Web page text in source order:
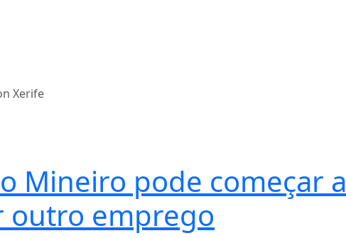
Xerife
Mineiro pode começar a
outro emprego